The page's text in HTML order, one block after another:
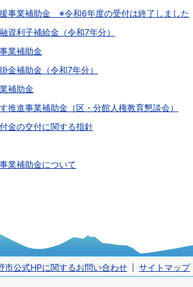
事業補助金 ※令和6年度の受付は終了しました
資利子補給金（令和7年分）
業補助金
金補助金（令和7年分）
補助金
推進事業補助金（区・分館人権教育懇談会）
金の交付に関する指針
業補助金について
市公式HPに関するお問い合わせ サイトマップ